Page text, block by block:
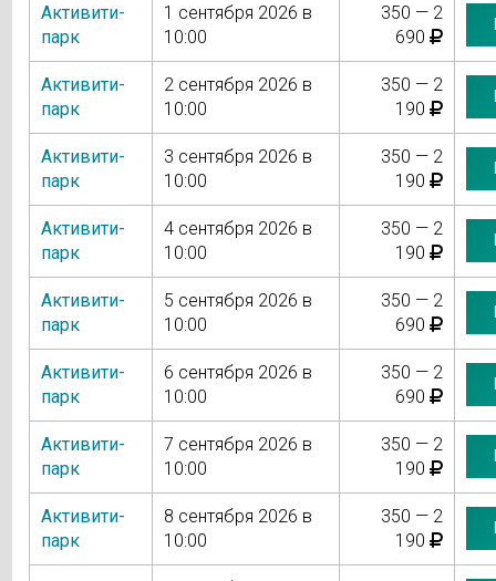
Активити-
парк
1 сентября 2026 в
10:00
350 — 2
690
Активити-
парк
2 сентября 2026 в
10:00
350 — 2
190
Активити-
парк
3 сентября 2026 в
10:00
350 — 2
190
Активити-
парк
4 сентября 2026 в
10:00
350 — 2
190
Активити-
парк
5 сентября 2026 в
10:00
350 — 2
690
Активити-
парк
6 сентября 2026 в
10:00
350 — 2
690
Активити-
парк
7 сентября 2026 в
10:00
350 — 2
190
Активити-
парк
8 сентября 2026 в
10:00
350 — 2
190